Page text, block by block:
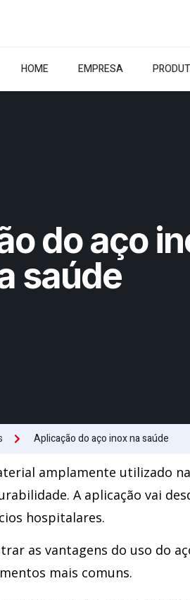
HOME EMPRESA
do aço
saúde
Aplicação do aço inox na saúde
amplamente utilizado
A aplicação vai
hospitalares.
as vantagens do uso do
mais comuns.